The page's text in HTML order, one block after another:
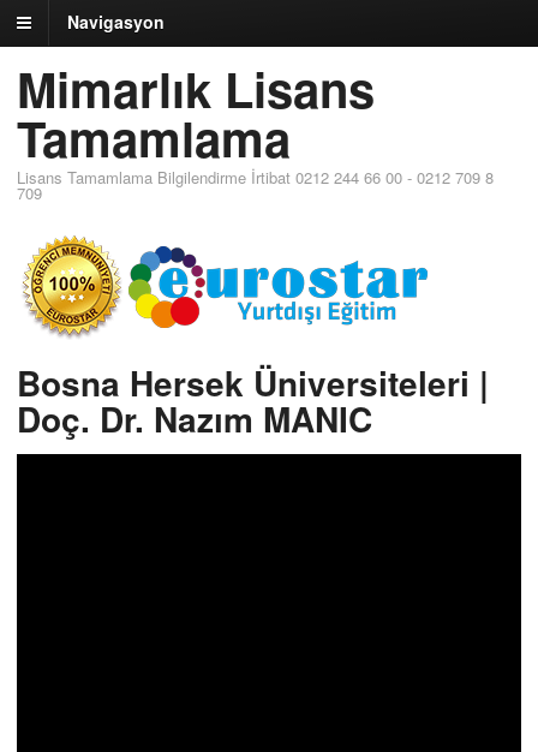
Navigasyon
Mimarlık Lisans
Tamamlama
Lisans Tamamlama Bilgilendirme İrtibat 0212 244 66 00 - 0212 709 8
709
Bosna Hersek Üniversiteleri |
Doç. Dr. Nazım MANIC